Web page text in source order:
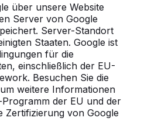
über unsere Website
Server von Google
Server-Standort
Staaten. Google ist
für die
einschließlich der EU-
Besuchen Sie die
weitere Informationen
der EU und der
Zertifizierung von Google
Sie hier, wo Sie
Ihrer Nähe finden.